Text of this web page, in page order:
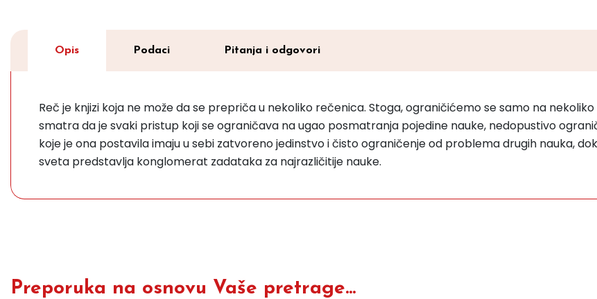
Opis Podaci Pitanja i odgovori
Reč je knjizi koja ne može da se prepriča u nekoliko rečenica. Stoga, ograničićemo se samo na
smatra da je svaki pristup koji se ograničava na ugao posmatranja pojedine nauke, nedopustivo
koje je ona postavila imaju u sebi zatvoreno jedinstvo i čisto ograničenje od problema drugih nauka,
sveta predstavlja konglomerat zadataka za najrazličitije nauke.
Preporuka na osnovu Vaše pretrage...